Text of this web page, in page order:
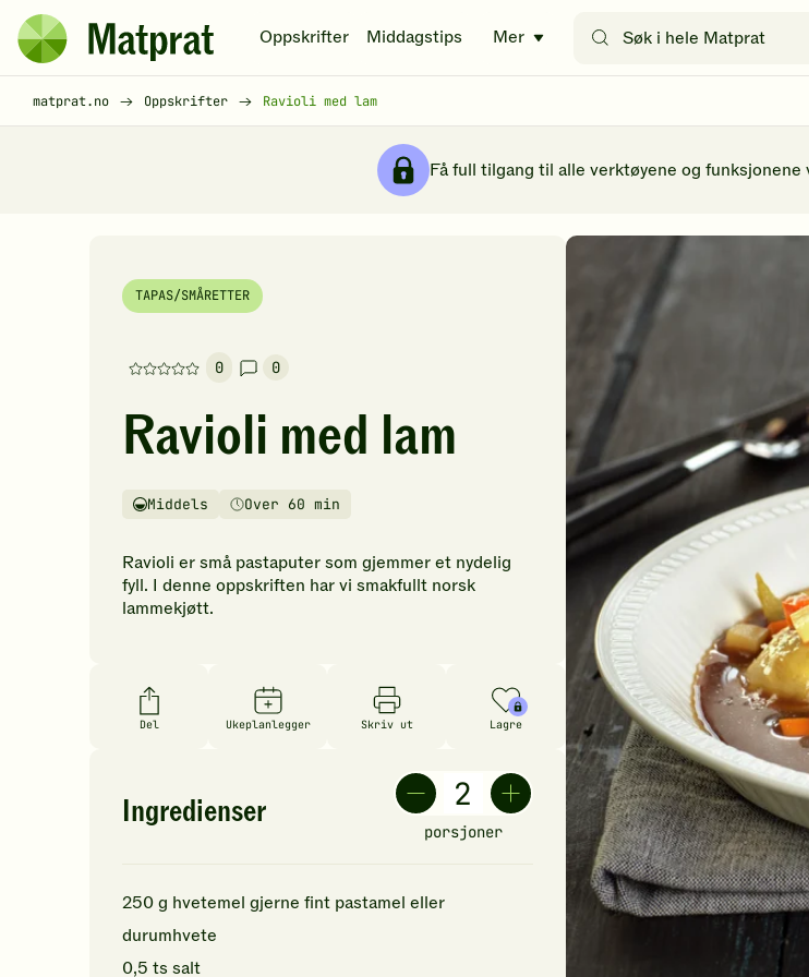
Hopp til hovedinnhold
Matprat
hjemmeside
Oppskrifter Middagstips Mer
etter
matprat.no Oppskrifter Ravioli med lam
Få full tilgang til alle verktøyene og funksjonene
TAPAS/SMÅRETTER
0
Denne
har
foreløpig
vurderinger.
første
til
å
oppskriften.
0
Ravioli med lam
Vanskelighetsgrad
Middels
TilberedningstidOver 60 min
Ravioli er små pastaputer som gjemmer et nydelig
fyll. I denne oppskriften har vi smakfullt norsk
lammekjøtt.
Del Ukeplanlegger Skriv ut Lagre
Ingredienser
porsjoner
250g hvetemel gjerne fint pastamel eller
durumhvete
0,5 ts salt